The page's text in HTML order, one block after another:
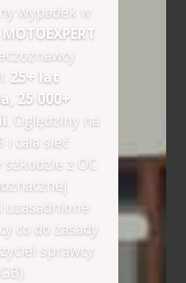
wypadek w
MOTOEXPERT
25+ lat
25 000+
. Oględziny na
cała sieć
z OC
uzasadnione
co do zasady
sprawcy